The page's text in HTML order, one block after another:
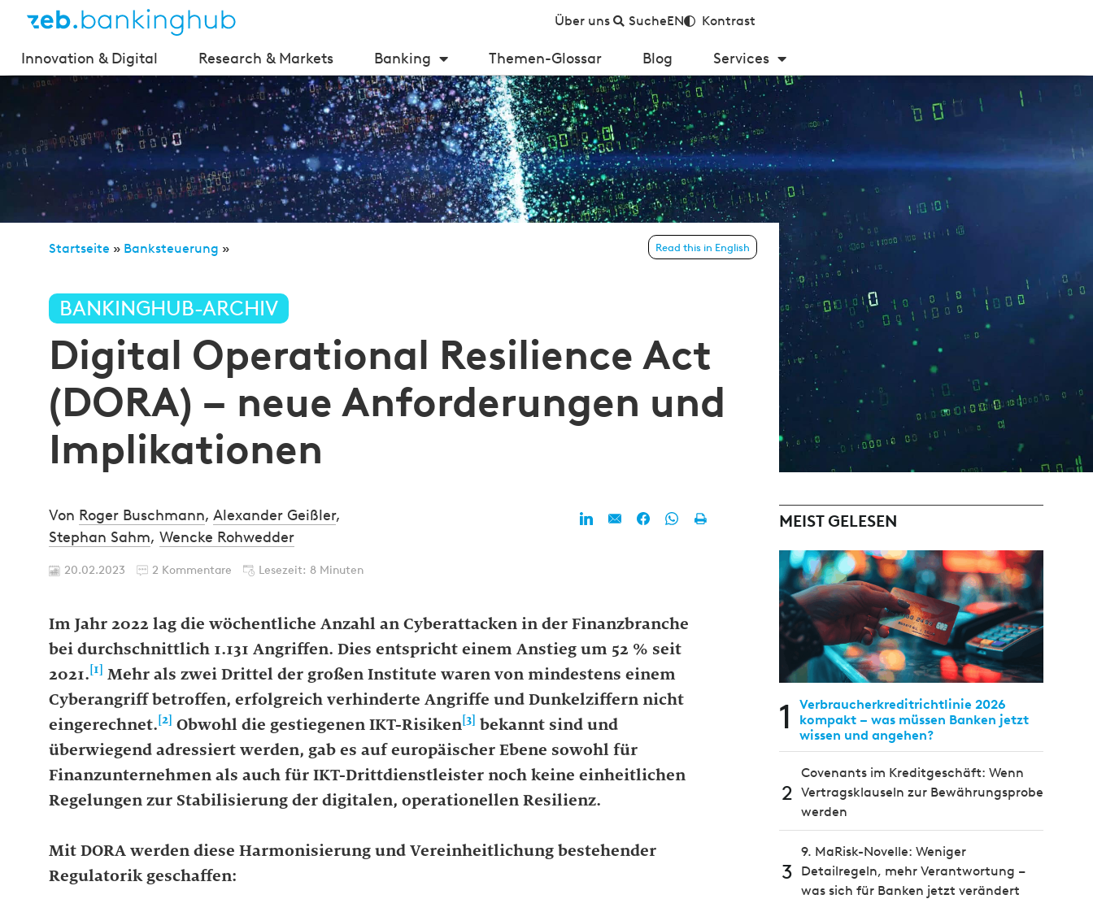
Über uns SucheEN Kontrast
Innovation & Digital Research & Markets Banking Themen-Glossar Blog Services
Startseite » Banksteuerung »
Read this in English
BANKINGHUB-ARCHIV
Digital Operational Resilience Act
(DORA) – neue Anforderungen und
Implikationen
Von Roger Buschmann, Alexander Geißler,
Stephan Sahm, Wencke Rohwedder
20.02.2023 2 Kommentare Lesezeit: 8 Minuten
Im Jahr 2022 lag die wöchentliche Anzahl an Cyberattacken in der Finanzbranche
bei durchschnittlich 1.131 Angriffen. Dies entspricht einem Anstieg um 52 % seit
2021.[1] Mehr als zwei Drittel der großen Institute waren von mindestens einem
Cyberangriff betroffen, erfolgreich verhinderte Angriffe und Dunkelziffern nicht
eingerechnet.[2] Obwohl die gestiegenen IKT-Risiken[3] bekannt sind und
überwiegend adressiert werden, gab es auf europäischer Ebene sowohl für
Finanzunternehmen als auch für IKT-Drittdienstleister noch keine einheitlichen
Regelungen zur Stabilisierung der digitalen, operationellen Resilienz.
Mit DORA werden diese Harmonisierung und Vereinheitlichung bestehender
Regulatorik geschaffen:
MEIST GELESEN
1
Verbraucherkreditrichtlinie 2026
kompakt – was müssen Banken jetzt
wissen und angehen?
2
Covenants im Kreditgeschäft: Wenn
Vertragsklauseln zur Bewährungsprobe
werden
3
9. MaRisk-Novelle: Weniger
Detailregeln, mehr Verantwortung –
was sich für Banken jetzt verändert